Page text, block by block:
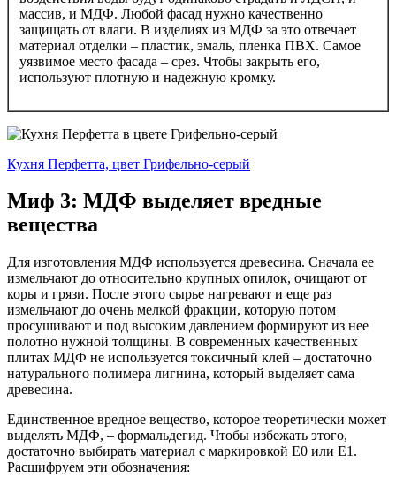
массив, и МДФ. Любой фасад нужно качественно
защищать от влаги. В изделиях из МДФ за это отвечает
материал отделки – пластик, эмаль, пленка ПВХ. Самое
уязвимое место фасада – срез. Чтобы закрыть его,
используют плотную и надежную кромку.
Кухня Перфетта, цвет Грифельно-серый
Миф 3: МДФ выделяет вредные
вещества
Для изготовления МДФ используется древесина. Сначала ее
измельчают до относительно крупных опилок, очищают от
коры и грязи. После этого сырье нагревают и еще раз
измельчают до очень мелкой фракции, которую потом
просушивают и под высоким давлением формируют из нее
полотно нужной толщины. В современных качественных
плитах МДФ не используется токсичный клей – достаточно
натурального полимера лигнина, который выделяет сама
древесина.
Единственное вредное вещество, которое теоретически может
выделять МДФ, – формальдегид. Чтобы избежать этого,
достаточно выбирать материал с маркировкой Е0 или Е1.
Расшифруем эти обозначения: